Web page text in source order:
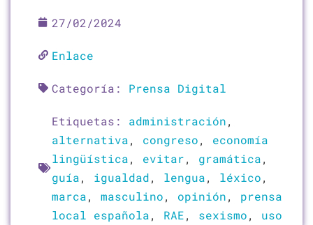
27/02/2024
Enlace
Categoría: Prensa Digital
Etiquetas: administración,
alternativa, congreso, economía
lingüística, evitar, gramática,
guía, igualdad, lengua, léxico,
marca, masculino, opinión, prensa
local española, RAE, sexismo, uso